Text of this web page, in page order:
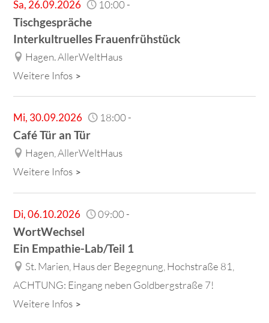
Sa, 26.09.2026 10:00-
Tischgespräche
Interkultruelles Frauenfrühstück
Hagen. AllerWeltHaus
Weitere Infos
Mi, 30.09.2026 18:00-
Café Tür an Tür
Hagen, AllerWeltHaus
Weitere Infos
Di,06.10.2026 09:00-
WortWechsel
Ein Empathie-Lab/Teil 1
St. Marien, Haus der Begegnung, Hochstraße 81,
ACHTUNG: Eingang neben Goldbergstraße 7!
Weitere Infos